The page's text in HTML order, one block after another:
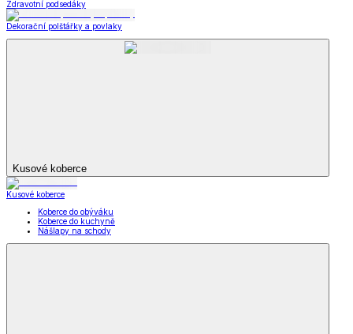
Zdravotní podsedáky
Dekorační polštářky a povlaky
Kusové koberce
Kusové koberce
Koberce do obýváku
Koberce do kuchyně
Nášlapy na schody